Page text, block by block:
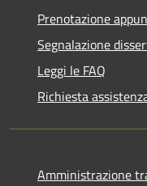
Prenotazione
Segnalazione
Leggi le FAQ
Richiesta
Amministrazione